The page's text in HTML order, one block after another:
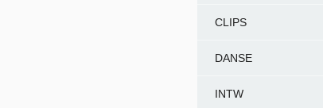
CLIPS
DANSE
INTW